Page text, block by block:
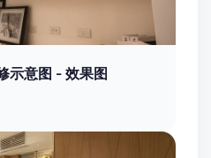
示意图 - 效果图